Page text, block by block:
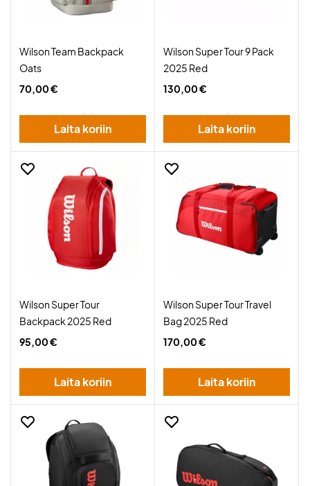
Wilson Team Backpack
Oats
70,00 €
Laita koriin
Wilson Super Tour 9 Pack
2025 Red
130,00 €
Laita koriin
Wilson Super Tour
Backpack 2025 Red
95,00 €
Laita koriin
Wilson Super Tour Travel
Bag 2025 Red
170,00 €
Laita koriin